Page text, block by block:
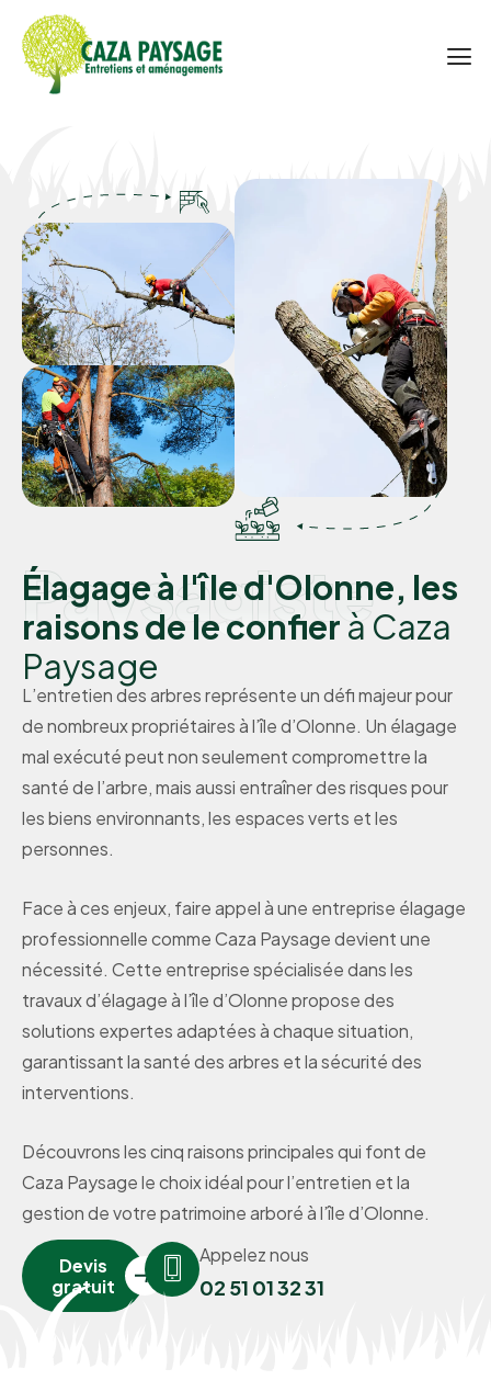
Paysagiste
Élagage à l'île d'Olonne, les
raisons de le confier à Caza
Paysage
L’entretien des arbres représente un défi majeur pour
de nombreux propriétaires à l’île d’Olonne. Un élagage
mal exécuté peut non seulement compromettre la
santé de l’arbre, mais aussi entraîner des risques pour
les biens environnants, les espaces verts et les
personnes.
Face à ces enjeux, faire appel à une entreprise élagage
professionnelle comme Caza Paysage devient une
nécessité. Cette entreprise spécialisée dans les
travaux d’élagage à l’île d’Olonne propose des
solutions expertes adaptées à chaque situation,
garantissant la santé des arbres et la sécurité des
interventions.
Découvrons les cinq raisons principales qui font de
Caza Paysage le choix idéal pour l’entretien et la
gestion de votre patrimoine arboré à l’île d’Olonne.
Devis
gratuit
Appelez nous
02 51 01 32 31